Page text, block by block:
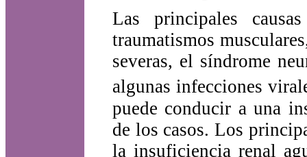
Las principales
traumatismos
severas, el síndrome
algunas infecciones
puede conducir a una
de los casos. Los
la insuficiencia renal